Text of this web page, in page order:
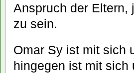
Anspruch der Eltern,
zu sein.
Omar Sy ist mit sich
hingegen ist mit sich